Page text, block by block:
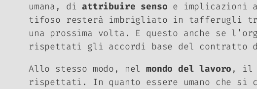
umana, diattribuire senso e implicazioni
tifoso resterà imbrigliato in tafferugli
una prossima volta. E questo anche se
rispettati gli accordi base del contratto
Allo stesso modo, nelmondo del lavoro , il
rispettati. In quanto essere umano che si